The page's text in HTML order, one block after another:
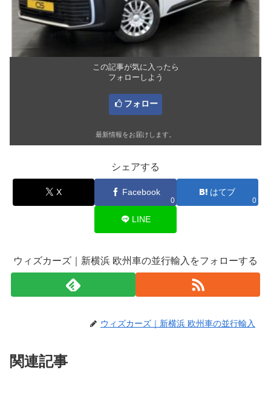
この記事が気に入ったら
フォローしよう
フォロー
最新情報をお届けします。
シェアする
X Facebook
0
はてブ
0
LINE
ウィズカーズ｜新横浜 欧州車の並行輸入をフォローする
ウィズカーズ｜新横浜 欧州車の並行輸入
関連記事